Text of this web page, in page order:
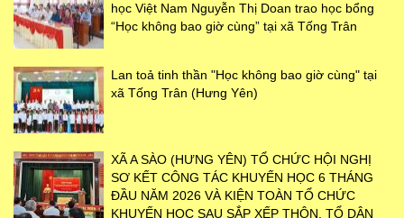
học Việt Nam Nguyễn Thị Doan trao học bổng
“Học không bao giờ cùng” tại xã Tống Trân
Lan toả tinh thần "Học không bao giờ cùng" tại
xã Tống Trân (Hưng Yên)
XÃ A SÀO (HƯNG YÊN) TỔ CHỨC HỘI NGHỊ
SƠ KẾT CÔNG TÁC KHUYẾN HỌC 6 THÁNG
ĐẦU NĂM 2026 VÀ KIỆN TOÀN TỔ CHỨC
KHUYẾN HỌC SAU SẮP XẾP THÔN, TỔ DÂN